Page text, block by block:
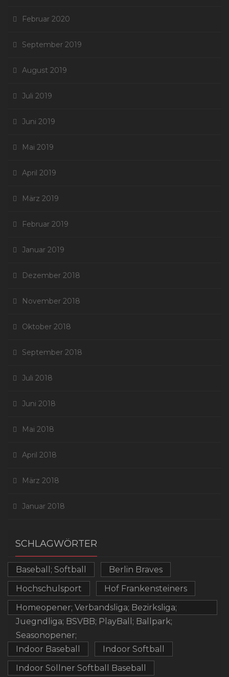
Februar 2020
September 2019
August 2019
Juli 2019
Juni 2019
Mai 2019
April 2019
März 2019
Februar 2019
Januar 2019
Dezember 2018
November 2018
Oktober 2018
September 2018
Juli 2018
Juni 2018
Mai 2018
April 2018
März 2018
Januar 2018
SCHLAGWÖRTER
Baseball; Softball
Berlin Braves
Hochschulsport
Hof Frankensteiners
Homeopener; Verbandsliga; Bezirksliga;
Juegndliga; BSVBB; PlayBall; Ballpark;
Seasonopener;
Indoor Baseball
Indoor Softball
Indoor Söllner Softball Baseball